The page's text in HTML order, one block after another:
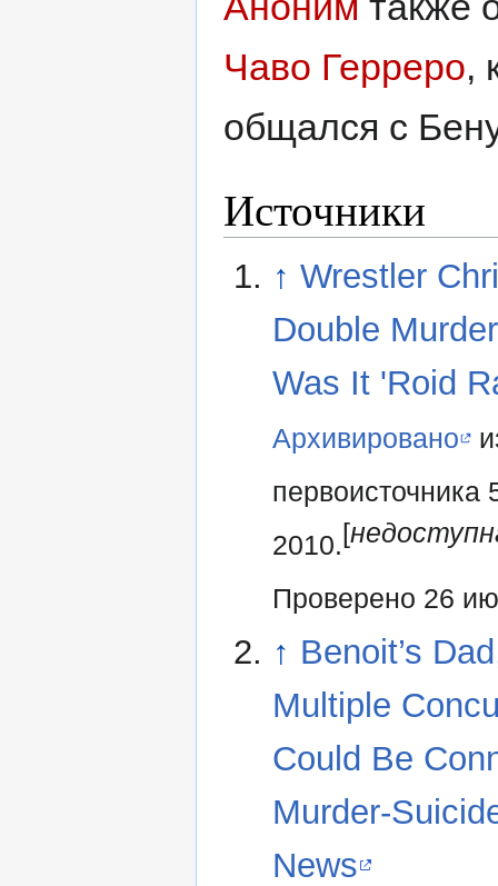
Чаво Герреро,
общался с
Источники
↑ Wrestler
Double
Was It 'Roid
Архивировано
первоисточника
2010.[
Проверено 26
↑ Benoit’s
Multiple
Could Be
Murder-
News